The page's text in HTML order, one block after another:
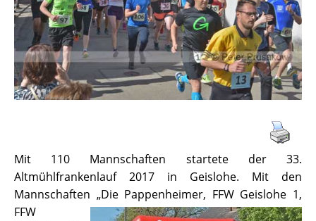
Mit 110 Mannschaften startete der 33.
Altmühlfrankenlauf 2017 in Geislohe. Mit den
Mannschaften „Die Pappenheimer, FFW Geislohe 1,
FFW